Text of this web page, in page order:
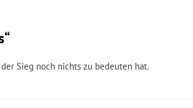
Sieg noch nichts zu bedeuten hat.